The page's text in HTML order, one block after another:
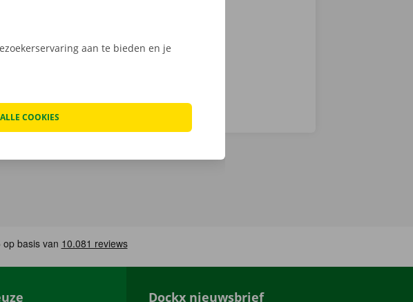
voor je klaar: in heel
Dockx nieuwsbrief
aan te bieden en je
COOKIES